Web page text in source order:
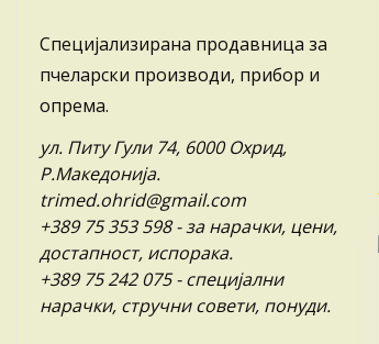
Специјализирана продавница за
пчеларски производи, прибор и
опрема.
ул. Питу Гули 74, 6000 Охрид,
Р.Македонија.
trimed.ohrid@gmail.com
+389 75 353 598- за нарачки, цени,
достапност, испорака.
+389 75 242 075- специјални
нарачки, стручни совети, понуди.